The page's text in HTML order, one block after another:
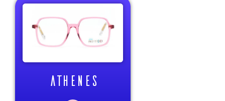
ATHENES